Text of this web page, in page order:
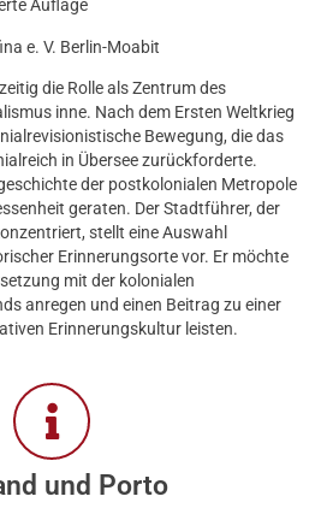
Auflage
e. V. Berlin-Moabit
die Rolle als Zentrum des
inne. Nach dem Ersten Weltkrieg
Bewegung, die das
in Übersee zurückforderte.
der postkolonialen Metropole
geraten. Der Stadtführer, der
stellt eine Auswahl
Erinnerungsorte vor. Er möchte
mit der kolonialen
anregen und einen Beitrag zu einer
Erinnerungskultur leisten.
und Porto